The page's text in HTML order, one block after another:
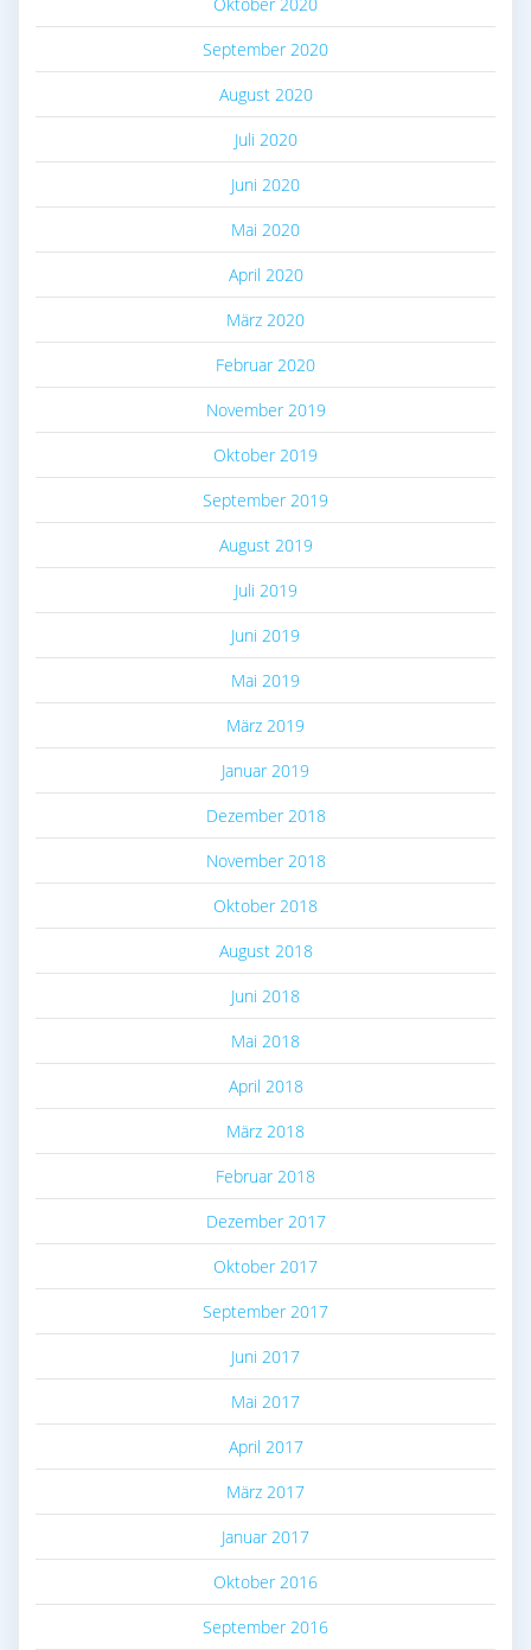
September 2020
August 2020
Juli 2020
Juni 2020
Mai 2020
April 2020
März 2020
Februar 2020
November 2019
Oktober 2019
September 2019
August 2019
Juli 2019
Juni 2019
Mai 2019
März 2019
Januar 2019
Dezember 2018
November 2018
Oktober 2018
August 2018
Juni 2018
Mai 2018
April 2018
März 2018
Februar 2018
Dezember 2017
Oktober 2017
September 2017
Juni 2017
Mai 2017
April 2017
März 2017
Januar 2017
Oktober 2016
September 2016